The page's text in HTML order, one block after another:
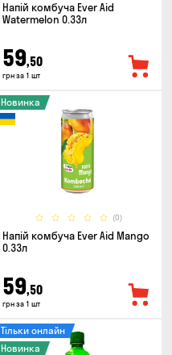
Напій комбуча Ever Aid
Watermelon 0.33л
59,50
грн за 1 шт
(0)
Новинка
Напій комбуча Ever Aid Mango
0.33л
59,50
грн за 1 шт
Тільки онлайн
Новинка